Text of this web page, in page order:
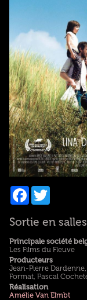
Facebook
Twitter
Sortie en
Principale société
Les Films du Fleuve
Producteurs
Jean-Pierre
Format, Pascal
Réalisation
Amélie Van Elmbt